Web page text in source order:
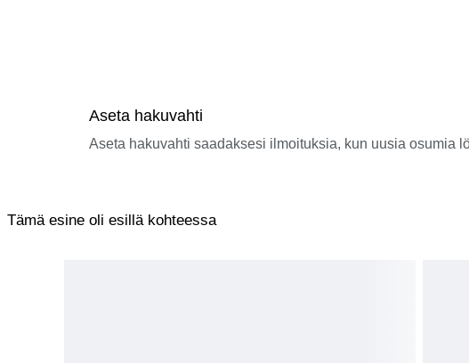
Aseta hakuvahti
Aseta hakuvahti saadaksesi ilmoituksia, kun uusia osumia
Tämä esine oli esillä kohteessa